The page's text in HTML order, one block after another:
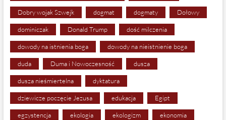
Dobry wojak Szwejk dogmat dogmaty Dołowy
dominiczak Donald Trump dość milczenia
dowody na istnienia boga dowody na nieistnienie boga
duda Duma i Nowoczesność dusza
dusza nieśmiertelna dyktatura
dziewicze poczęcie Jezusa edukacja Egipt
egzystencja ekologia ekologizm ekonomia